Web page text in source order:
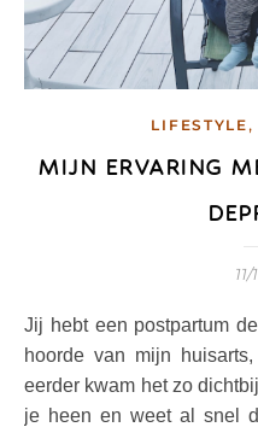
LIFESTYLE ,
MIJN ERVARING
Jij hebt een postpartum
hoorde van mijn
eerder kwam het zo
je heen en weet al snel